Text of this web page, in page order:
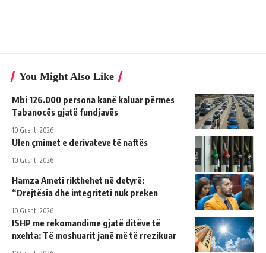
You Might Also Like
Mbi 126.000 persona kanë kaluar përmes
Tabanocës gjatë fundjavës
10 Gusht, 2026
Ulen çmimet e derivateve të naftës
10 Gusht, 2026
Hamza Ameti rikthehet në detyrë:
“Drejtësia dhe integriteti nuk preken
10 Gusht, 2026
ISHP me rekomandime gjatë ditëve të
nxehta: Të moshuarit janë më të rrezikuar